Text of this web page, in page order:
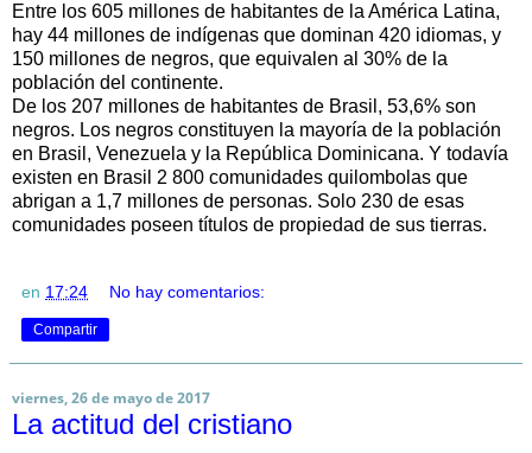
Entre los 605 millones de habitantes de la América Latina,
hay 44 millones de indígenas que dominan 420 idiomas, y
150 millones de negros, que equivalen al 30% de la
población del continente.
De los 207 millones de habitantes de Brasil, 53,6% son
negros. Los negros constituyen la mayoría de la población
en Brasil, Venezuela y la República Dominicana. Y todavía
existen en Brasil 2 800 comunidades quilombolas que
abrigan a 1,7 millones de personas. Solo 230 de esas
comunidades poseen títulos de propiedad de sus tierras.
en 17:24 No hay comentarios:
Compartir
viernes, 26 de mayo de 2017
La actitud del cristiano